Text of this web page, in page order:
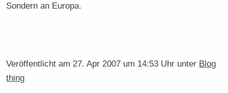
Sondern an Europa.
Veröffentlicht am 27. Apr 2007 um 14:53 Uhr unter Blog
thing